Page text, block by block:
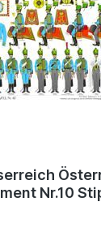
Nr.10